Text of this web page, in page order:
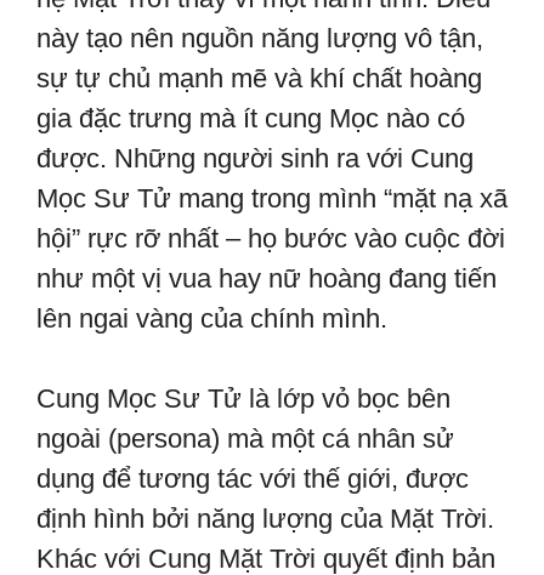
này tạo nên nguồn năng lượng vô tận,
sự tự chủ mạnh mẽ và khí chất hoàng
gia đặc trưng mà ít cung Mọc nào có
được. Những người sinh ra với Cung
Mọc Sư Tử mang trong mình “mặt nạ xã
hội” rực rỡ nhất – họ bước vào cuộc đời
như một vị vua hay nữ hoàng đang tiến
lên ngai vàng của chính mình.
Cung Mọc Sư Tử là lớp vỏ bọc bên
ngoài (persona) mà một cá nhân sử
dụng để tương tác với thế giới, được
định hình bởi năng lượng của Mặt Trời.
Khác với Cung Mặt Trời quyết định bản